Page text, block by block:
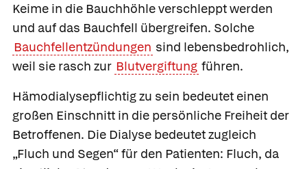
Keime in die Bauchhöhle verschleppt werden
und auf das Bauchfell übergreifen. Solche
Bauchfellentzündungen sind lebensbedrohlich,
weil sie rasch zur Blutvergiftung führen.
Hämodialysepflichtig zu sein bedeutet einen
großen Einschnitt in die persönliche Freiheit der
Betroffenen. Die Dialyse bedeutet zugleich
„Fluch und Segen“ für den Patienten: Fluch, da